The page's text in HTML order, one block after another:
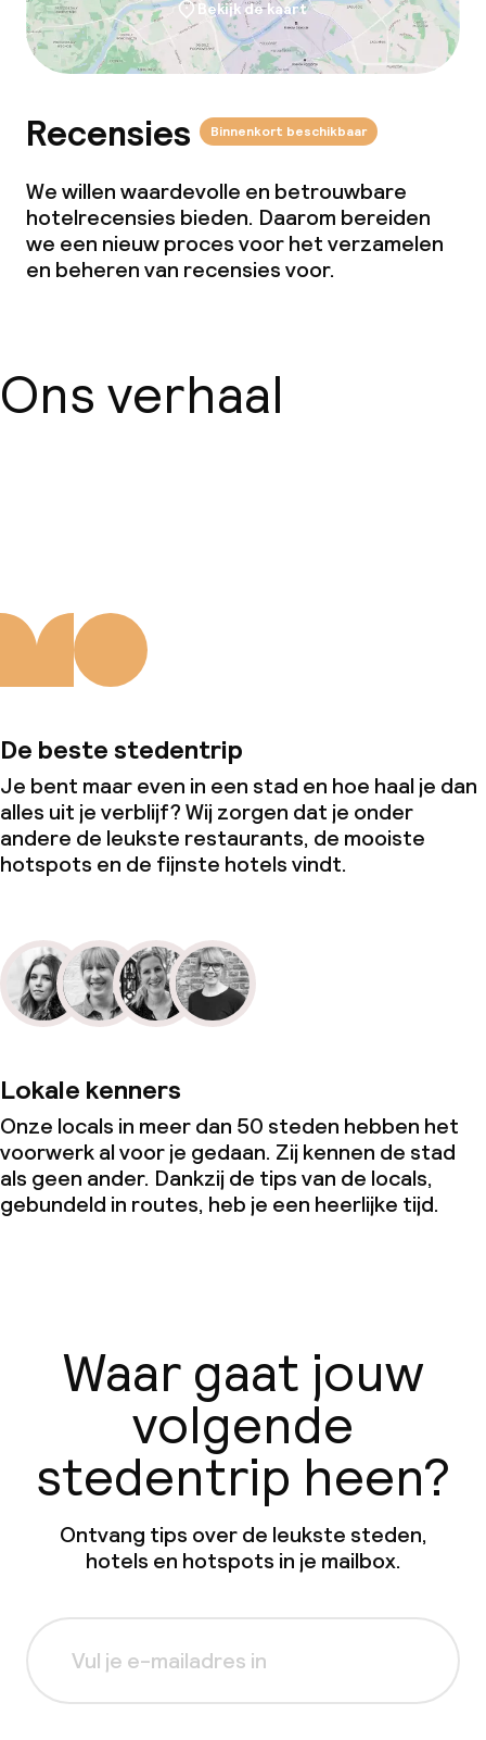
Bekijk de kaart
Recensies Binnenkort beschikbaar
We willen waardevolle en betrouwbare
hotelrecensies bieden. Daarom bereiden
we een nieuw proces voor het verzamelen
en beheren van recensies voor.
Ons verhaal
De beste stedentrip
Je bent maar even in een stad en hoe haal je dan
alles uit je verblijf? Wij zorgen dat je onder
andere de leukste restaurants, de mooiste
hotspots en de fijnste hotels vindt.
Lokale kenners
Onze locals in meer dan 50 steden hebben het
voorwerk al voor je gedaan. Zij kennen de stad
als geen ander. Dankzij de tips van de locals,
gebundeld in routes, heb je een heerlijke tijd.
Waar gaat jouw
volgende
stedentrip heen?
Ontvang tips over de leukste steden,
hotels en hotspots in je mailbox.